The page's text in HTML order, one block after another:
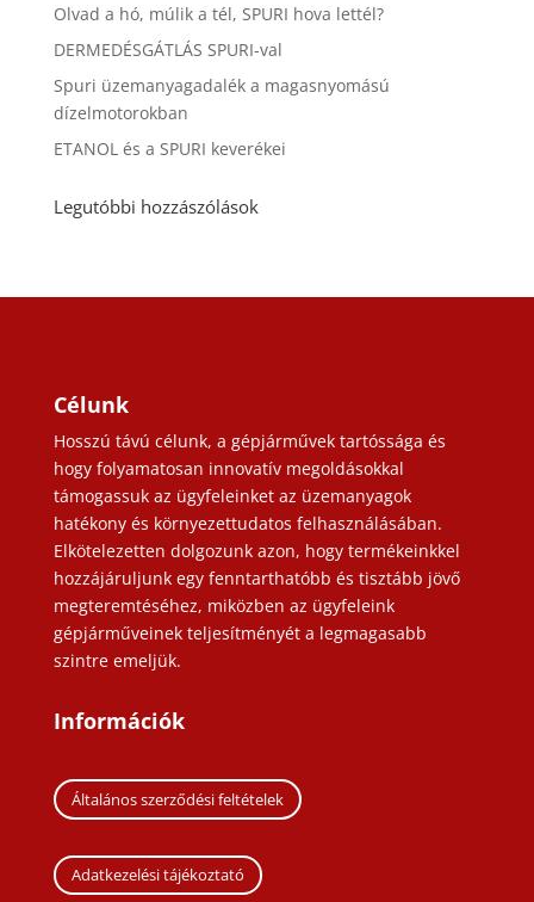
Olvad a hó, múlik a tél, SPURI hova lettél?
DERMEDÉSGÁTLÁS SPURI-val
Spuri üzemanyagadalék a magasnyomású
dízelmotorokban
ETANOL és a SPURI keverékei
Legutóbbi hozzászólások
Célunk
Hosszú távú célunk, a gépjárművek tartóssága és
hogy folyamatosan innovatív megoldásokkal
támogassuk az ügyfeleinket az üzemanyagok
hatékony és környezettudatos felhasználásában.
Elkötelezetten dolgozunk azon, hogy termékeinkkel
hozzájáruljunk egy fenntarthatóbb és tisztább jövő
megteremtéséhez, miközben az ügyfeleink
gépjárműveinek teljesítményét a legmagasabb
szintre emeljük.
Információk
Általános szerződési feltételek
Adatkezelési tájékoztató